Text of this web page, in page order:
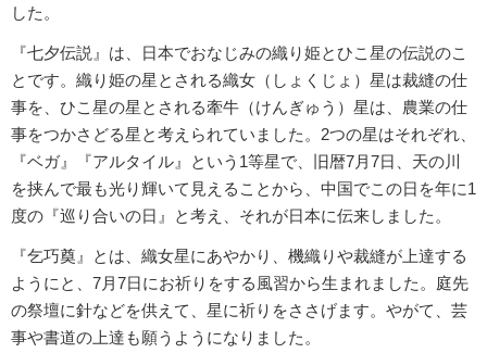
した。
『七夕伝説』は、日本でおなじみの織り姫とひこ星の伝説のこ
とです。織り姫の星とされる織女（しょくじょ）星は裁縫の仕
事を、ひこ星の星とされる牽牛（けんぎゅう）星は、農業の仕
事をつかさどる星と考えられていました。2つの星はそれぞれ、
『ベガ』『アルタイル』という1等星で、旧暦7月7日、天の川
を挟んで最も光り輝いて見えることから、中国でこの日を年に1
度の『巡り合いの日』と考え、それが日本に伝来しました。
『乞巧奠』とは、織女星にあやかり、機織りや裁縫が上達する
ようにと、7月7日にお祈りをする風習から生まれました。庭先
の祭壇に針などを供えて、星に祈りをささげます。やがて、芸
事や書道の上達も願うようになりました。